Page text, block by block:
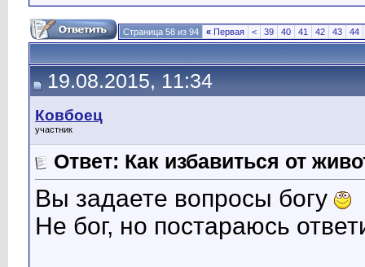
Страница 58 из 94 « Первая < 39 40 41 42 43 44
19.08.2015, 11:34
Ковбоец
участник
Ответ: Как избавиться от
Вы задаете вопросы богу
Не бог, но постараюсь